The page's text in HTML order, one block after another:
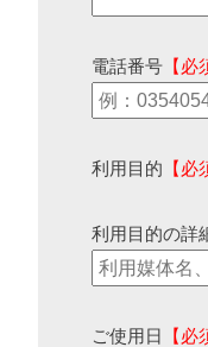
電話番号 【必
利用目的 【必
利用目的の詳
ご使用日 【必